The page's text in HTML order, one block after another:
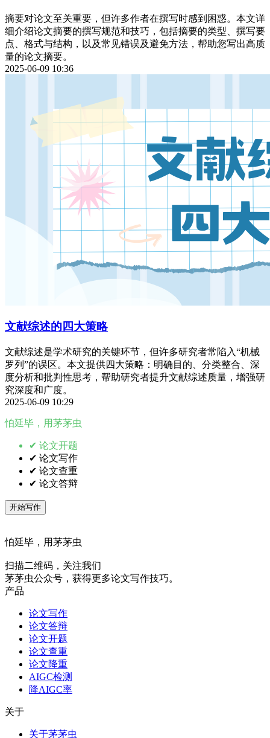
摘要对论文至关重要，但许多作者在撰写时感到困惑。本文详
细介绍论文摘要的撰写规范和技巧，包括摘要的类型、撰写要
点、格式与结构，以及常见错误及避免方法，帮助您写出高质
量的论文摘要。
2025-06-09 10:36
文献综述的四大策略
文献综述是学术研究的关键环节，但许多研究者常陷入“机械
罗列”的误区。本文提供四大策略：明确目的、分类整合、深
度分析和批判性思考，帮助研究者提升文献综述质量，增强研
究深度和广度。
2025-06-09 10:29
怕延毕，用茅茅虫
✔ 论文开题
✔ 论文写作
✔ 论文查重
✔ 论文答辩
开始写作
怕延毕，用茅茅虫
扫描二维码，关注我们
茅茅虫公众号，获得更多论文写作技巧。
产品
论文写作
论文答辩
论文开题
论文查重
论文降重
AIGC检测
降AIGC率
关于
关于茅茅虫